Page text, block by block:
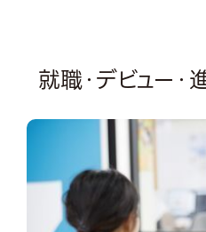
就職・デビュー